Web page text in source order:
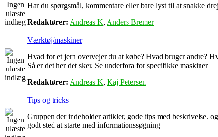
Har du spørgsmål, kommentare eller bare lyst til at snakke
Redaktører: Andreas K, Anders Bremer
Værktøj/maskiner
Hvad for et jern overvejer du at købe? Hvad bruger andre?
Så er det her det sker. Se underfora for specifikke maskiner
Redaktører: Andreas K, Kaj Petersen
Tips og tricks
Gruppen der indeholder artikler, gode tips med beskrivelse.
godt sted at starte med informationssøgning